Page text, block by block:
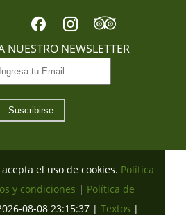
NUESTRO NEWSLETTER
Suscribirse
el uso de cookies. Política
y condiciones | Política de
08-08 23:15:37 | Textos |